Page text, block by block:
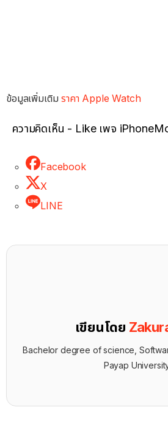
ข้อมูลเพิ่มเติมราคา Apple Watch
ความคิดเห็น - Like เพจ
Facebook
X
LINE
เขียนโดย
Bachelor degree of science,
Payap